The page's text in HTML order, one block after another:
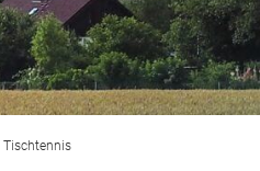
Tischtennis